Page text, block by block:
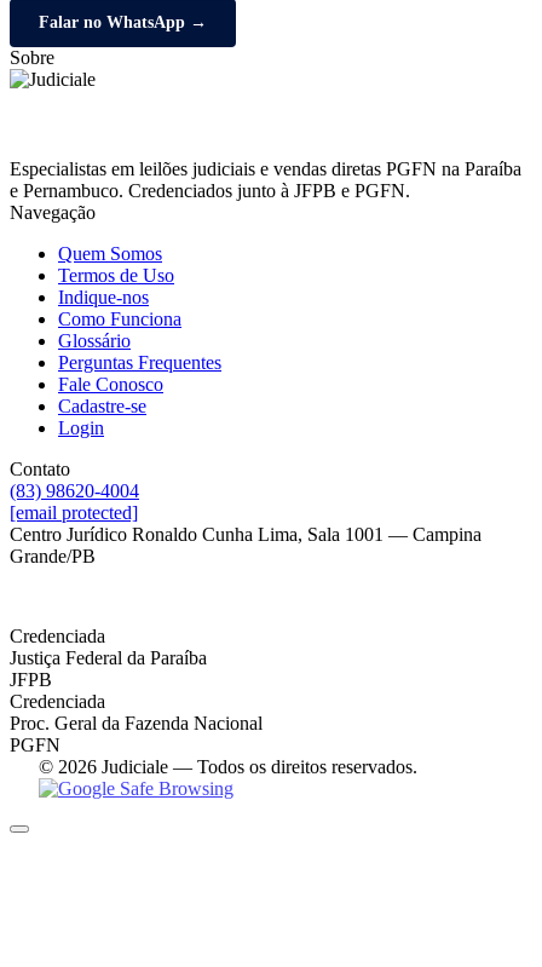
Falar no WhatsApp →
Sobre
Especialistas em leilões judiciais e vendas diretas PGFN na Paraíba
e Pernambuco. Credenciados junto à JFPB e PGFN.
Navegação
Quem Somos
Termos de Uso
Indique-nos
Como Funciona
Glossário
Perguntas Frequentes
Fale Conosco
Cadastre-se
Login
Contato
(83) 98620-4004
[email protected]
Centro Jurídico Ronaldo Cunha Lima, Sala 1001 — Campina
Grande/PB
Credenciada
Justiça Federal da Paraíba
JFPB
Credenciada
Proc. Geral da Fazenda Nacional
PGFN
© 2026 Judiciale — Todos os direitos reservados.